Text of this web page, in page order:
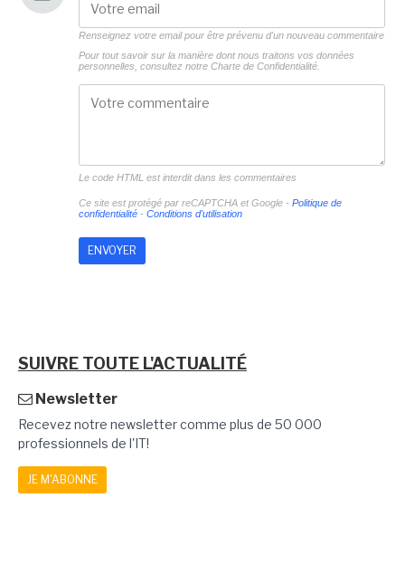
Renseignez votre email pour être prévenu d'un nouveau commentaire
Pour tout savoir sur la manière dont nous traitons vos données
personnelles, consultez notre Charte de Confidentialité.
Le code HTML est interdit dans les commentaires
Ce site est protégé par reCAPTCHA et Google - Politique de
confidentialité- Conditions d'utilisation
SUIVRE TOUTE L'ACTUALITÉ
Newsletter
Recevez notre newsletter comme plus de 50 000
professionnels de l'IT!
JE M'ABONNE